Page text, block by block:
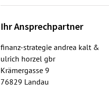
Ihr Ansprechpartner
finanz-strategie andrea kalt &
ulrich horzel gbr
Krämergasse 9
76829 Landau